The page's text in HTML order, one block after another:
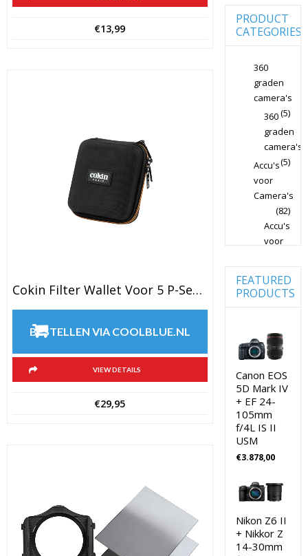
€13,99
Cokin Filter Wallet Voor 5 P-Serie Filters En Houder P3068
BESTELLEN VIA COOLBLUE.NL
VIEW DETAILS
€29,95
Canon
Lenzen
Canon
Lenzen
Voor SLR
Camera's
Case Logic
Cameratassen
Dörr
Studiolampen
Cameralenzen
Fujifilm
Fujifilm
Fujifilm
Lenzen
Camera's
Godox
Flitsers
GoPro
GoPro
Hoya
Joby
Gorillapods
PRODUCT
CATEGORIES
360
graden
camera's
(5)
360
graden
camera's
(5)
Accu's
voor
Camera's
(82)
Accu's
voor
(10)
(10)
Action
camera's
(18)
Action
camera's
Battery
grips
grips
(8)
(9)
Software
FEATURED
PRODUCTS
Canon EOS
5D Mark IV
+ EF 24-
105mm
f/4L IS II
USM
€3.878,00
Nikon Z6 II
+ Nikkor Z
14-30mm